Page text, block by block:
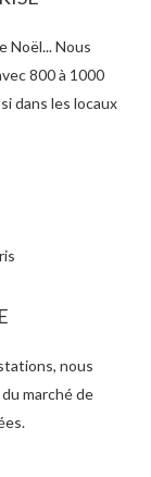
nous
marché de
Noël... Nous
800 à 1000
dans les locaux